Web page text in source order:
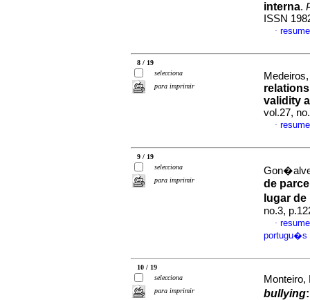
interna.
ISSN
·
8 / 19
selecciona
para imprimir
validity
vol.27,
·
9 / 19
selecciona
para imprimir
de
lugar
no.3,
·
portugu�s
10 / 19
selecciona
para imprimir
Monteiro,
bullying